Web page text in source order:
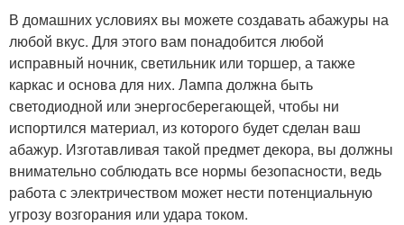
В домашних условиях вы можете создавать абажуры на
любой вкус. Для этого вам понадобится любой
исправный ночник, светильник или торшер, а также
каркас и основа для них. Лампа должна быть
светодиодной или энергосберегающей, чтобы ни
испортился материал, из которого будет сделан ваш
абажур. Изготавливая такой предмет декора, вы должны
внимательно соблюдать все нормы безопасности, ведь
работа с электричеством может нести потенциальную
угрозу возгорания или удара током.